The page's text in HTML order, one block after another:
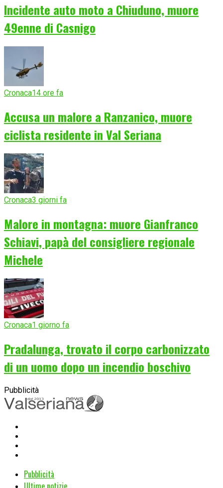
Incidente auto moto a Chiuduno, muore
49enne di Casnigo
Cronaca14 ore fa
Accusa un malore a Ranzanico, muore
ciclista residente in Val Seriana
Cronaca3 giorni fa
Malore in montagna: muore Gianfranco
Schiavi, papà del consigliere regionale
Michele
Cronaca1 giorno fa
Pradalunga, trovato il corpo carbonizzato
di un uomo dopo un incendio boschivo
Pubblicità
Pubblicità